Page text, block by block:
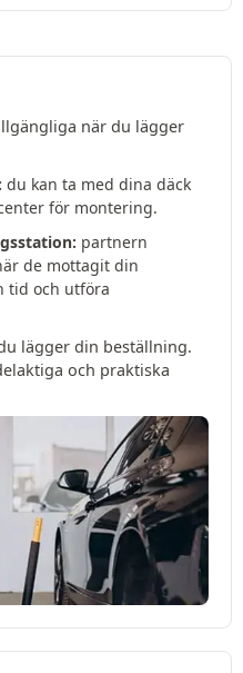
när du lägger
du kan ta med dina däck
för montering.
partnern
de mottagit din
tid och utföra
lägger din beställning.
och praktiska